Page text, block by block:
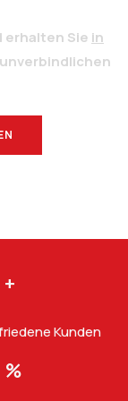
erhalten Sie in
+
Kunden
%